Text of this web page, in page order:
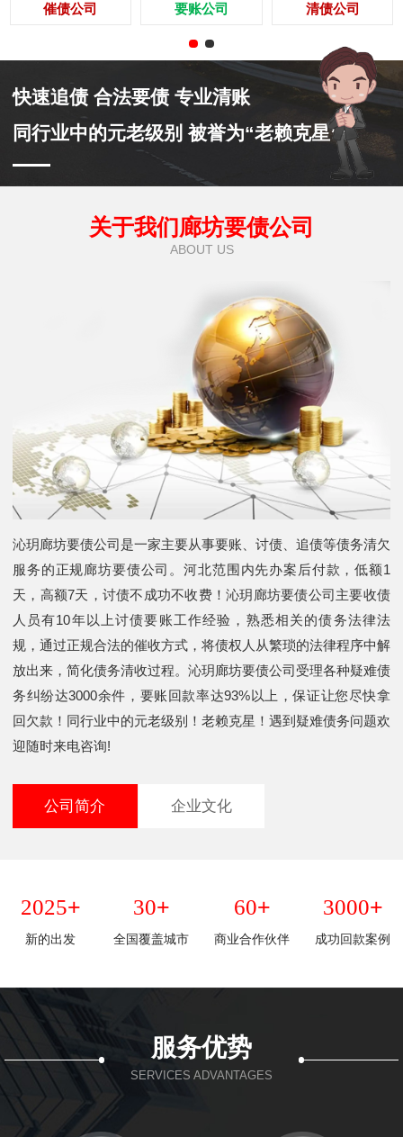
催债公司 要账公司 清债公司
快速追债 合法要债 专业清账
同行业中的元老级别 被誉为“老赖克星”
关于我们廊坊要债公司
ABOUT US
沁玥廊坊要债公司是一家主要从事要账、讨债、追债等债务清欠
服务的正规廊坊要债公司。河北范围内先办案后付款，低额1
天，高额7天，讨债不成功不收费！沁玥廊坊要债公司主要收债
人员有10年以上讨债要账工作经验，熟悉相关的债务法律法
规，通过正规合法的催收方式，将债权人从繁琐的法律程序中解
放出来，简化债务清收过程。沁玥廊坊要债公司受理各种疑难债
务纠纷达3000余件，要账回款率达93%以上，保证让您尽快拿
回欠款！同行业中的元老级别！老赖克星！遇到疑难债务问题欢
迎随时来电咨询!
公司简介 企业文化
2025+
新的出发
30+
全国覆盖城市
60+
商业合作伙伴
3000+
成功回款案例
服务优势
SERVICES ADVANTAGES